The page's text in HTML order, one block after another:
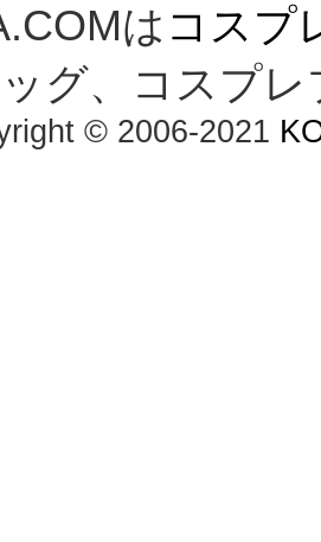
は コスプ
グ、コスプ
© 2006-2021